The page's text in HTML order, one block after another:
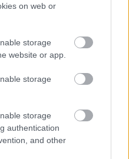
on web or
storage
website or app.
storage
storage
authentication
and other
évszázados vezetéken
megújításával is készül